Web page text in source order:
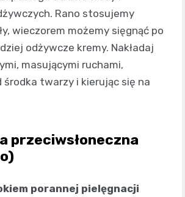
Rano stosujemy
wieczorem możemy sięgnąć po
odżywcze kremy. Nakładaj
masującymi ruchami,
środka twarzy i kierując się na
przeciwsłoneczna
porannej pielęgnacji